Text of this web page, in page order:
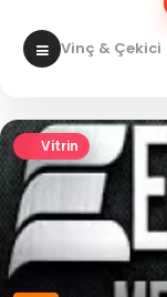
Vinç & Çekici
Vitrin